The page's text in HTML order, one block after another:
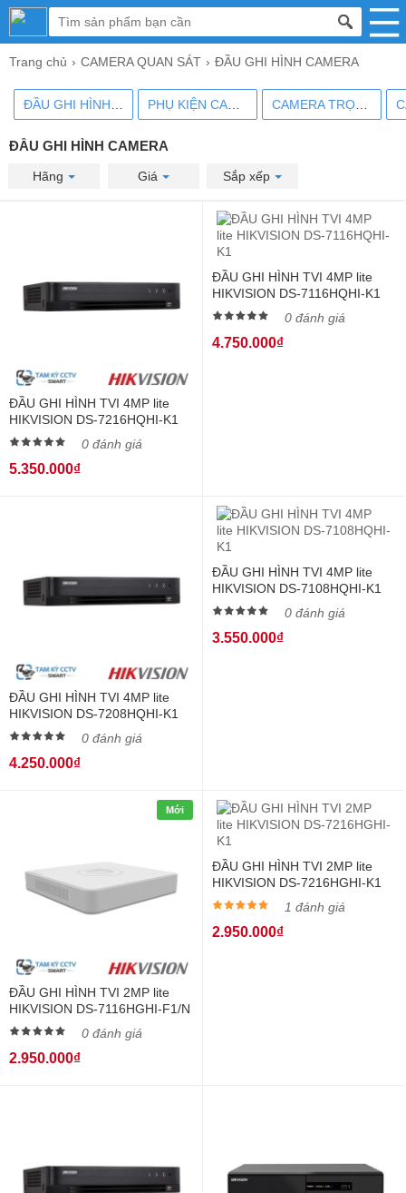
Trang chủ CAMERA QUAN SÁT ĐẦU GHI HÌNH CAMERA
ĐẦU GHI HÌNH CAMERA
Hãng Giá Sắp xếp
ĐẦU GHI HÌNH TVI 4MP lite
HIKVISION DS-7216HQHI-K1
0 đánh giá
5.350.000₫
ĐẦU GHI HÌNH TVI 4MP lite
HIKVISION DS-7116HQHI-K1
0 đánh giá
4.750.000₫
ĐẦU GHI HÌNH TVI 4MP lite
HIKVISION DS-7208HQHI-K1
0 đánh giá
4.250.000₫
ĐẦU GHI HÌNH TVI 4MP lite
HIKVISION DS-7108HQHI-K1
0 đánh giá
3.550.000₫
ĐẦU GHI HÌNH TVI 2MP lite
HIKVISION DS-7116HGHI-F1/N
0 đánh giá
2.950.000₫
Mới
ĐẦU GHI HÌNH TVI 2MP lite
HIKVISION DS-7216HGHI-K1
1 đánh giá
2.950.000₫